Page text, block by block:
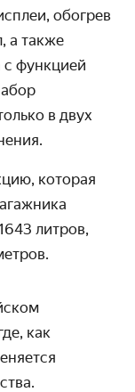
обогрев
а также
с функцией
в двух
которая
литров,
как